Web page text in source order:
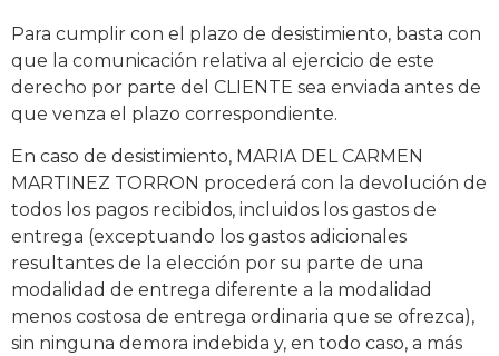
Para cumplir con el plazo de desistimiento, basta con
que la comunicación relativa al ejercicio de este
derecho por parte del CLIENTE sea enviada antes de
que venza el plazo correspondiente.
En caso de desistimiento, MARIA DEL CARMEN
MARTINEZ TORRON procederá con la devolución de
todos los pagos recibidos, incluidos los gastos de
entrega (exceptuando los gastos adicionales
resultantes de la elección por su parte de una
modalidad de entrega diferente a la modalidad
menos costosa de entrega ordinaria que se ofrezca),
sin ninguna demora indebida y, en todo caso, a más